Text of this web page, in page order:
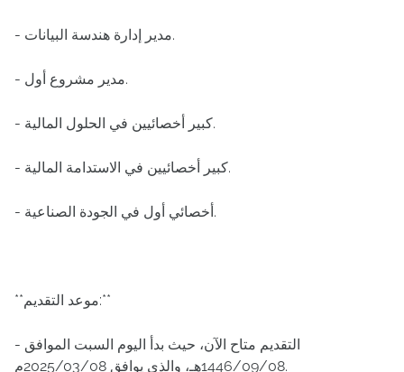
- مدير إدارة هندسة البيانات.
- مدير مشروع أول.
- كبير أخصائيين في الحلول المالية.
- كبير أخصائيين في الاستدامة المالية.
- أخصائي أول في الجودة الصناعية.
**موعد التقديم:**
- التقديم متاح الآن، حيث بدأ اليوم السبت الموافق
1446/09/08هـ، والذي يوافق 2025/03/08م.